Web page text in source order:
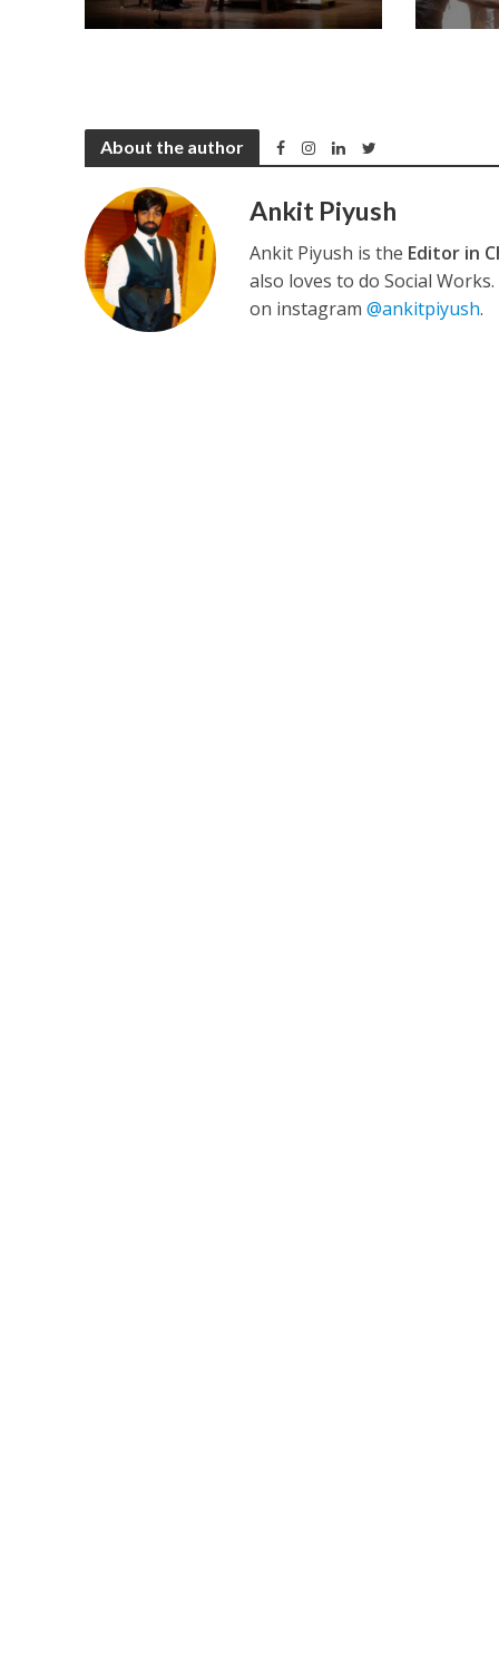
नेहा म्यूजिक वर्ल्ड पर
साजिद
About the author
Ankit Piyush
Ankit Piyush is the Editor in
also loves to do Social
on instagram@ankitpiyush.